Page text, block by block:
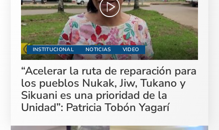
INSTITUCIONAL NOTICIAS VIDEO
“Acelerar la ruta de reparación para
los pueblos Nukak, Jiw, Tukano y
Sikuani es una prioridad de la
Unidad”: Patricia Tobón Yagarí